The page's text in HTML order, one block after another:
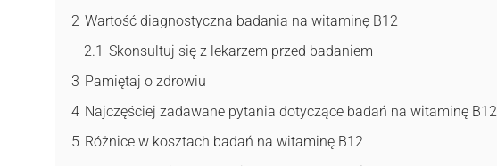
2 Wartość diagnostyczna badania na witaminę B12
2.1 Skonsultuj się z lekarzem przed badaniem
3 Pamiętaj o zdrowiu
4 Najczęściej zadawane pytania dotyczące badań na witaminę B12
5 Różnice w kosztach badań na witaminę B12